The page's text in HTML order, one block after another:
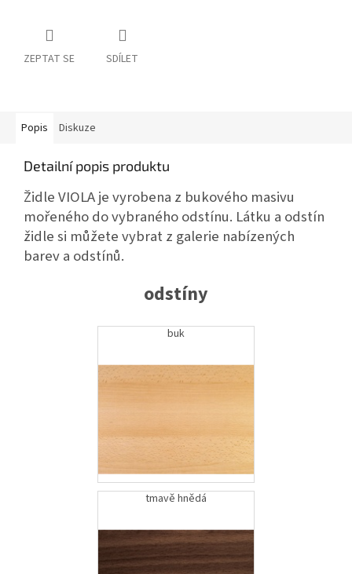
ZEPTAT SE SDÍLET
Popis Diskuze
Detailní popis produktu
Židle VIOLA je vyrobena z bukového masivu
mořeného do vybraného odstínu. Látku a odstín
židle si můžete vybrat z galerie nabízených
barev a odstínů.
odstíny
buk
tmavě hnědá